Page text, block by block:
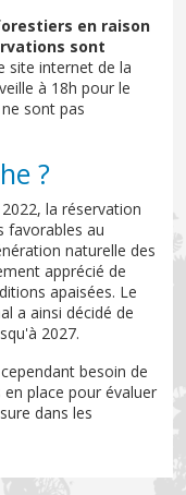
en raison
sont
site internet de la
à 18h pour le
sont pas
?
la réservation
favorables au
naturelle des
apprécié de
apaisées. Le
a ainsi décidé de
2027.
besoin de
place pour évaluer
dans les